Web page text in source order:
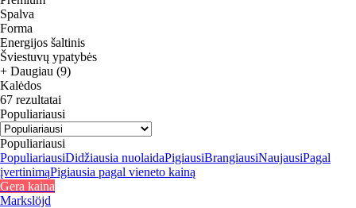
Spalva
Forma
Energijos šaltinis
Šviestuvų ypatybės
+ Daugiau (9)
Kalėdos
67 rezultatai
Populiariausi
Populiariausi
PopuliariausiDidžiausia nuolaidaPigiausiBrangiausiNaujausiPagal
įvertinimąPigiausia pagal vieneto kainą
Gera kaina
Markslöjd